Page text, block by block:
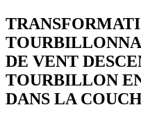
DE VENT
TOURBILLON
DANS LA